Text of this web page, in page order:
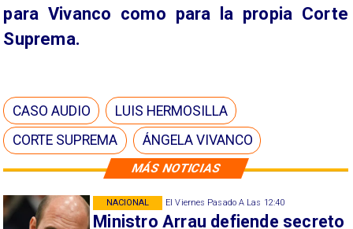
MÁS NOTICIAS
El Viernes Pasado A Las 12:40
Ministro Arrau defiende secreto
NACIONAL
para Vivanco como para la propia Corte
Suprema.
CASO AUDIO
LUIS HERMOSILLA
CORTE SUPREMA
ÁNGELA VIVANCO